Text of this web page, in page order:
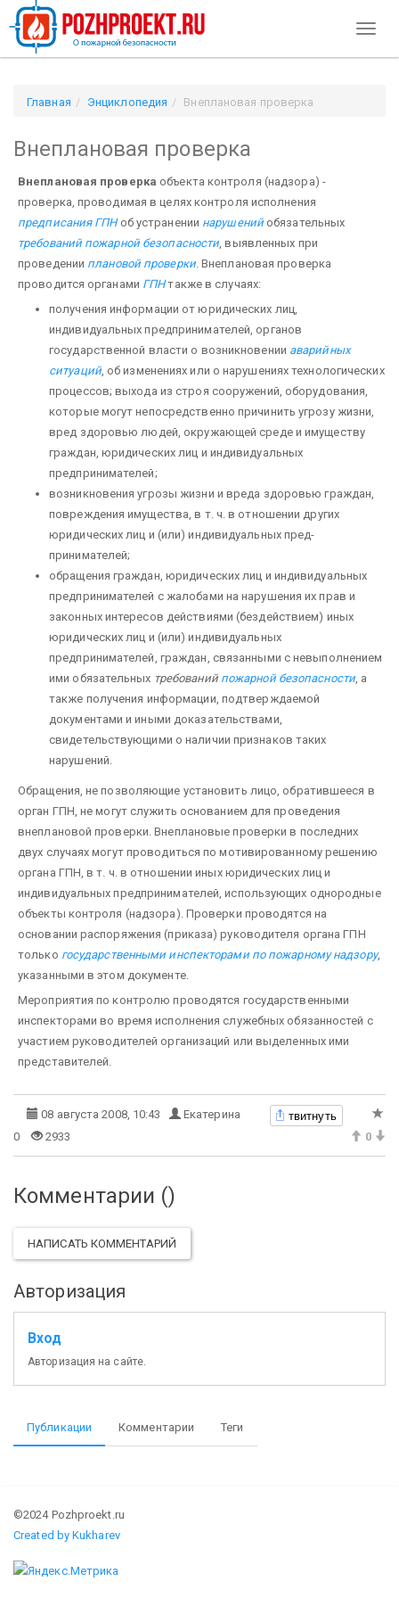
Главная Энциклопедия Внеплановая проверка
Внеплановая проверка
Внеплановая проверка объекта контроля (надзора) -
проверка, проводимая в целях контроля исполнения
предписания ГПНоб устранении нарушенийобязательных
требований пожарной безопасности, выявленных при
проведении плановой проверки. Внеплановая проверка
проводится органами ГПНтакже в случаях:
получения информации от юридических лиц,
индивидуальных предпринимателей, органов
государственной власти о возникновении аварийных
ситуаций, об изменениях или о нарушениях технологических
процессов; выхода из строя сооружений, оборудования,
которые могут непосредственно причинить угрозу жизни,
вред здоровью людей, окружающей среде и имуществу
граждан, юридических лиц и инди­видуальных
предпринимателей;
возникновения угрозы жизни и вреда здоровью граждан,
по­вреждения имущества, в т. ч. в отношении других
юридических лиц и (или) индивидуальных пред­
принимателей;
обращения граждан, юридических лиц и индивидуальных
предпринимателей с жалобами на нарушения их прав и
законных интересов действиями (бездействием) иных
юридических лиц и (или) индивидуальных
предпринимателей, граждан, связанными с невыполнением
ими обязательных требований пожарной безопасности, а
также получения информации, подтверждаемой
документами и иными доказательствами,
свидетельствующими о наличии признаков таких
нарушений.
Обращения, не позволяющие установить лицо, обратившееся в
орган ГПН, не могут служить основанием для проведения
внеплановой проверки. Внеплановые проверки в последних
двух случаях могут проводиться по мотивированному решению
органа ГПН, в т. ч. в отношении иных юридических лиц и
индивидуальных предпринимателей, использующих однородные
объекты контроля (надзора). Проверки проводятся на
основании распоряжения (приказа) руководителя органа ГПН
только государственными инспекторами по пожарному надзору,
указанными в этом документе.
Мероприятия по контролю проводятся государственными
инспекторами во время исполнения служебных обязанностей с
участием руководителей организаций или выделенных ими
представителей.
08 августа 2008, 10:43 Екатерина твитнуть
0 2933 0
Комментарии ()
НАПИСАТЬ КОММЕНТАРИЙ
Авторизация
Вход
Авторизация на сайте.
Публикации Комментарии Теги
©2024 Pozhproekt.ru
Created by Kukharev